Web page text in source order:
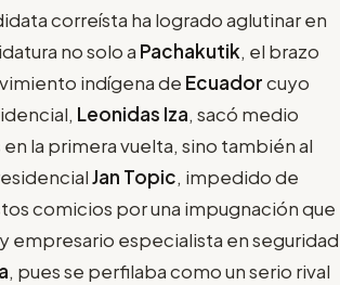
correísta ha logrado aglutinar en
no solo a Pachakutik, el brazo
indígena de Ecuadorcuyo
Leonidas Iza, sacó medio
la primera vuelta, sino también al
Jan Topic, impedido de
comicios por una impugnación que
empresario especialista en seguridad
, pues se perfilaba como un serio rival